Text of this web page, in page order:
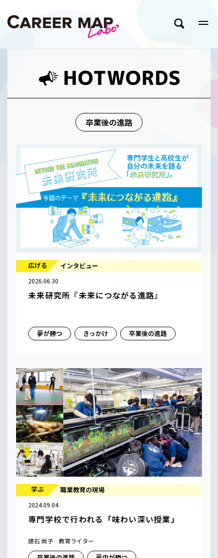
卒業後の進路
広げる インタビュー
2026.06.30
未来研究所『未来につながる進路』
夢が勝つ きっかけ 卒業後の進路
学ぶ 職業教育の現場
2024.09.04
専門学校で行われる「味わい深い授業」
建石 尚子 教育ライター